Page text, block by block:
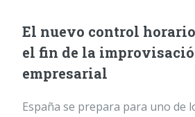
El nuevo control
el fin de la
empresarial
España se prepara para uno de